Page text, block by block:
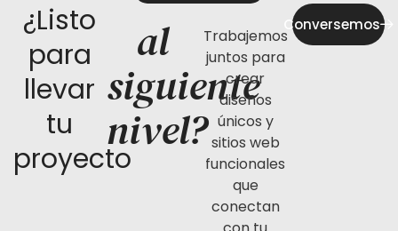
¿Listo
para
llevar
tu
proyecto
al
siguiente
nivel?
Trabajemos
juntos para
crear
diseños
únicos y
sitios web
funcionales
que
conectan
Conversemos